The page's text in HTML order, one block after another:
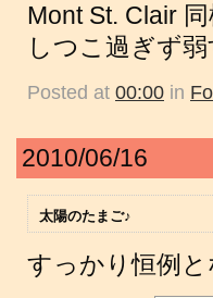
Mont St. Clair
しつこ過ぎず
Posted at 00:00 in
2010/06/16
太陽のたまご♪
すっかり恒例